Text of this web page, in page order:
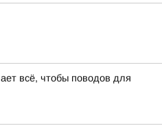
всё, чтобы поводов для